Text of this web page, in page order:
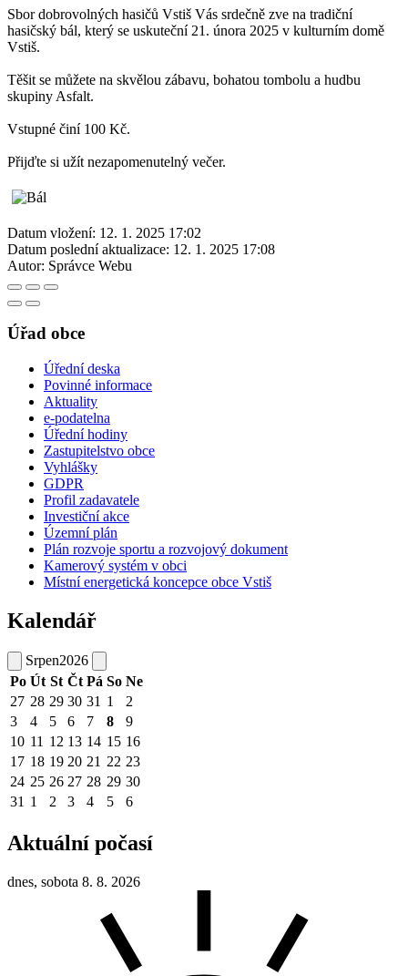
Sbor dobrovolných hasičů Vstiš Vás srdečně zve na tradiční
hasičský bál, který se uskuteční 21. února 2025 v kulturním domě
Vstiš.
Těšit se můžete na skvělou zábavu, bohatou tombolu a hudbu
skupiny Asfalt.
Vstupné činí 100 Kč.
Přijďte si užít nezapomenutelný večer.
Datum vložení: 12. 1. 2025 17:02
Datum poslední aktualizace: 12. 1. 2025 17:08
Autor: Správce Webu
Úřad obce
Úřední deska
Povinné informace
Aktuality
e-podatelna
Úřední hodiny
Zastupitelstvo obce
Vyhlášky
GDPR
Profil zadavatele
Investiční akce
Územní plán
Plán rozvoje sportu a rozvojový dokument
Kamerový systém v obci
Místní energetická koncepce obce Vstiš
Kalendář
Srpen2026
Po Út St Čt Pá So Ne
27 28 29 30 31 1
2
3
4 5 6 7 8
9
10 11 12 13 14 15 16
17 18 19 20 21 22 23
24 25 26 27 28 29 30
31 1 2 3 4 5 6
Aktuální počasí
dnes, sobota 8. 8. 2026